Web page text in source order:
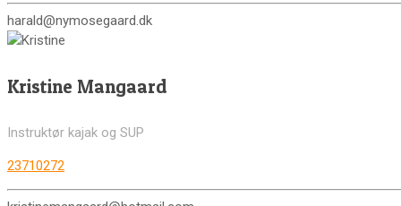
harald@nymosegaard.dk
Kristine Mangaard
Instruktør kajak og SUP
23710272